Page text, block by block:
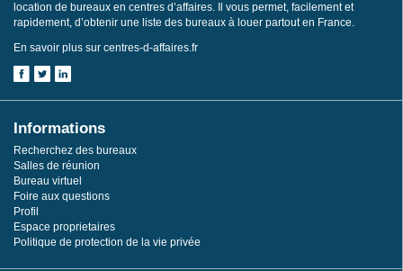
location de bureaux en centres d’affaires. Il vous permet, facilement et
rapidement, d’obtenir une liste des bureaux à louer partout en France.
En savoir plus sur centres-d-affaires.fr
Informations
Recherchez des bureaux
Salles de réunion
Bureau virtuel
Foire aux questions
Profil
Espace proprietaires
Politique de protection de la vie privée